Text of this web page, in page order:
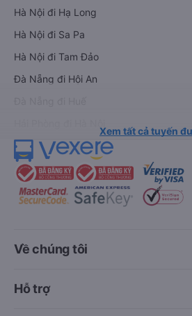
Hà Nội đi Hạ Long
Hà Nội đi Sa Pa
Hà Nội đi Tam Đảo
Đà Nẵng đi Hội An
Xem tất cả tuyến
Về chúng tôi
Hỗ trợ